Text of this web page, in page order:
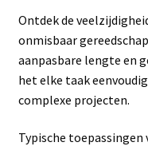
Betalen en Verzenden
Blog
Contact
Klantenservice
Ontdek de
onmisbaar
aanpasbare lengte en
het elke taak
complexe projecten.
Typische